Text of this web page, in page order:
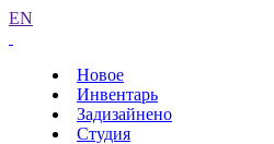
EN
Новое
Инвентарь
Задизайнено
Студия